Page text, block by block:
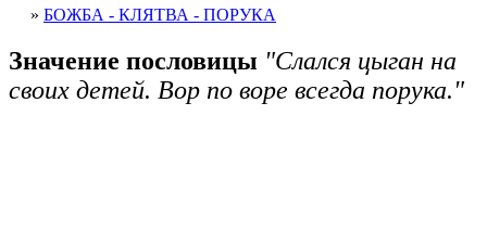
» БОЖБА - КЛЯТВА - ПОРУКА
Значение пословицы "Слался цыган на
своих детей. Вор по воре всегда порука."